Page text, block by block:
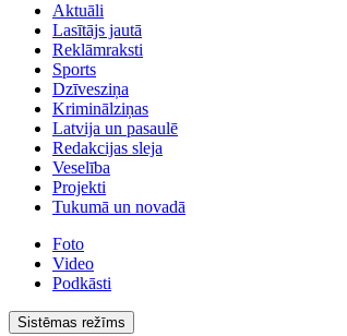
Aktuāli
Lasītājs jautā
Reklāmraksti
Sports
Dzīvesziņa
Kriminālziņas
Latvija un pasaulē
Redakcijas sleja
Veselība
Projekti
Tukumā un novadā
Foto
Video
Podkāsti
Sistēmas režīms